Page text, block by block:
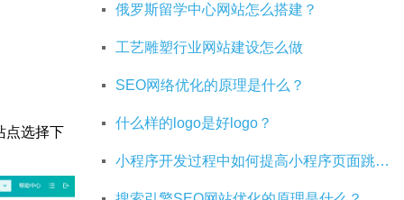
点选择下
俄罗斯留学中心网站怎么搭建？
工艺雕塑行业网站建设怎么做
SEO网络优化的原理是什么？
什么样的logo是好logo？
小程序开发过程中如何提高小程序页面跳转的效率